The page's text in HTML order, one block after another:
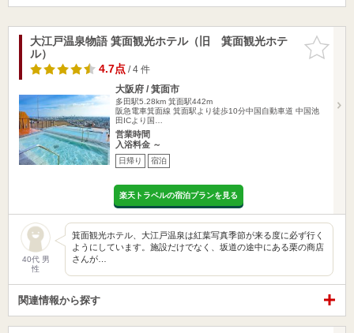
お気に入
りに追加
大江戸温泉物語 箕面観光ホテル（旧 箕面観光ホテ
ル）
4.7点/ 4 件
大阪府 / 箕面市
多田駅5.28km 箕面駅442m
阪急電車箕面線 箕面駅より徒歩10分中国自動車道 中国池
田ICより国…
営業時間
入浴料金 ～
日帰り 宿泊
楽天トラベルの宿泊プランを見る
40代 男
性
箕面観光ホテル、大江戸温泉は紅葉写真季節が来る度に必ず行く
ようにしています。施設だけでなく、坂道の途中にある栗の商店
さんが…
関連情報から探す